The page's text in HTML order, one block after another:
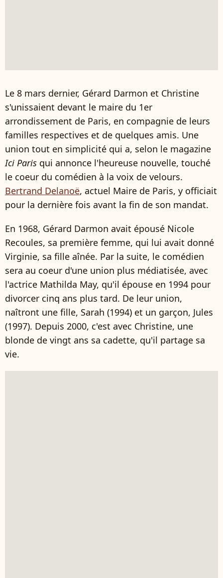
Le 8 mars dernier, Gérard Darmon et Christine
s'unissaient devant le maire du 1er
arrondissement de Paris, en compagnie de leurs
familles respectives et de quelques amis. Une
union tout en simplicité qui a, selon le magazine
Ici Paris qui annonce l'heureuse nouvelle, touché
le coeur du comédien à la voix de velours.
Bertrand Delanoë, actuel Maire de Paris, y officiait
pour la dernière fois avant la fin de son mandat.
En 1968, Gérard Darmon avait épousé Nicole
Recoules, sa première femme, qui lui avait donné
Virginie, sa fille aînée. Par la suite, le comédien
sera au coeur d'une union plus médiatisée, avec
l'actrice Mathilda May, qu'il épouse en 1994 pour
divorcer cinq ans plus tard. De leur union,
naîtront une fille, Sarah (1994) et un garçon, Jules
(1997). Depuis 2000, c'est avec Christine, une
blonde de vingt ans sa cadette, qu'il partage sa
vie.